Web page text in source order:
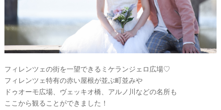
フィレンツェの街を一望できるミケランジェロ広場♡
フィレンツェ特有の赤い屋根が並ぶ町並みや
ドゥオーモ広場、ヴェッキオ橋、アルノ川などの名所も
ここから観ることができました！